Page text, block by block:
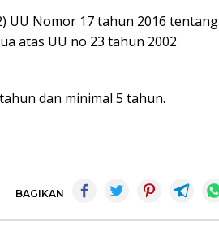
UU Nomor 17 tahun 2016 tentang
atas UU no 23 tahun 2002
dan minimal 5 tahun.
BAGIKAN